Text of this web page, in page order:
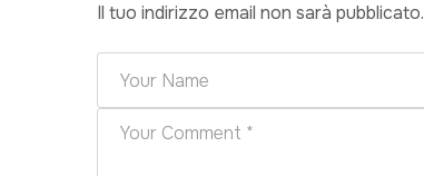
Il tuo indirizzo email non sarà pubblicato.